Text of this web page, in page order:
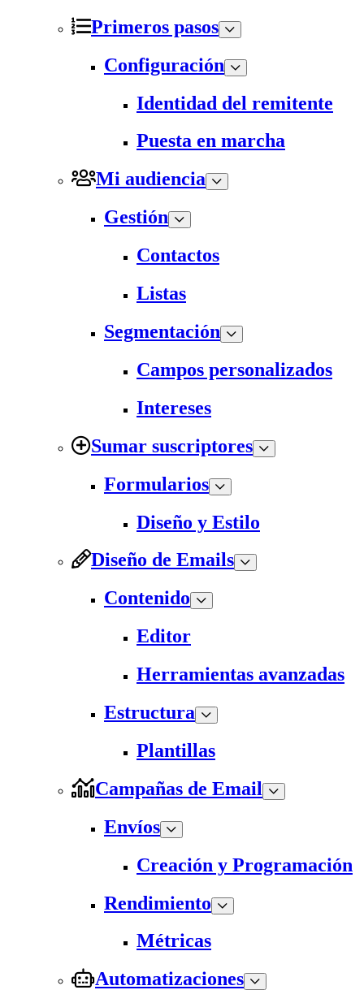
Primeros pasos
Configuración
Identidad del remitente
Puesta en marcha
Mi audiencia
Gestión
Contactos
Listas
Segmentación
Campos personalizados
Intereses
Sumar suscriptores
Formularios
Diseño y Estilo
Diseño de Emails
Contenido
Editor
Herramientas avanzadas
Estructura
Plantillas
Campañas de Email
Envíos
Creación y Programación
Rendimiento
Métricas
Automatizaciones